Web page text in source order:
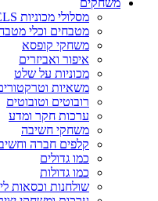
משחקים
מסלולי מכוניות HOT WHEELS
מטבחים וכלי
משחקי קופסא
איפור ואביזרים
מכוניות על שלט
משאיות
רובוטים וטובוטים
ערכות חקר ומדע
משחקי חשיבה
קלפים חברה
כמו גדולים
כמו גדולות
שולחנות וכסאות